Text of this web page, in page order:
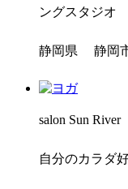
ングスタジオ
静岡県 静岡
salon Sun River
自分のカラダ